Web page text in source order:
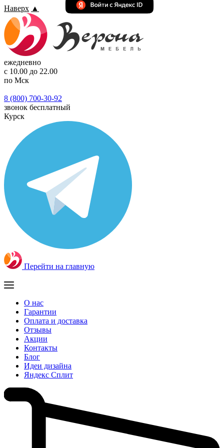
Наверх ▲
ежедневно
с 10.00 до 22.00
по Мск
8 (800) 700-30-92
звонок бесплатный
Курск
Перейти на главную
О нас
Гарантии
Оплата и доставка
Отзывы
Акции
Контакты
Блог
Идеи дизайна
Яндекс Сплит